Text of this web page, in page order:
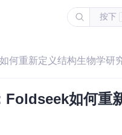
按下
何重新定义结构生物学研
Foldseek如何重